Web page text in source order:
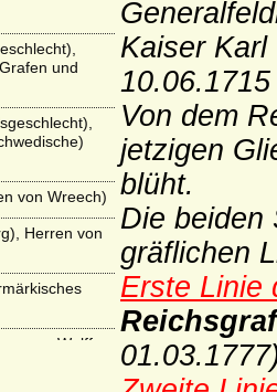
Kaiser
Von dem
jetzigen
blüht.
Die beiden
gräflichen
Erste Linie
und
von Wreech)
Herren von
von Wulffen